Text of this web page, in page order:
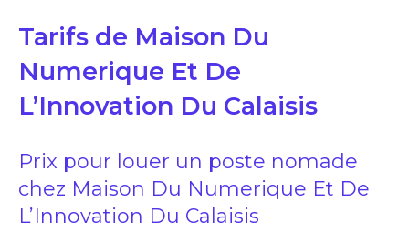
Tarifs de Maison Du
Numerique Et De
L’Innovation Du Calaisis
Prix pour louer un poste nomade
chez Maison Du Numerique Et De
L’Innovation Du Calaisis